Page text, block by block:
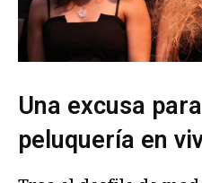
Una excusa
peluquería en